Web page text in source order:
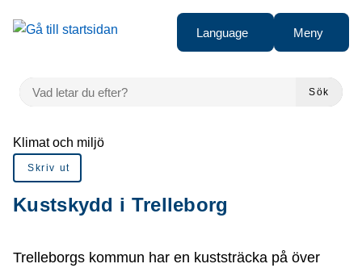
Gå till innehåll
till sidomeny
Language Meny
VAD LETAR DU EFTER?
Sök
Du är här:
Klimat och miljö
Skriv ut
Kustskydd i Trelleborg
Trelleborgs kommun har en kuststräcka på över